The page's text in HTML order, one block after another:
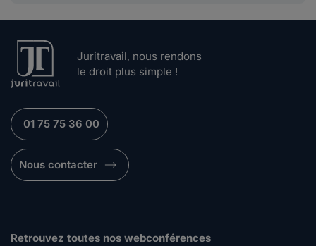
Juritravail, nous rendons
le droit plus simple !
01 75 75 36 00
Nous contacter
Retrouvez toutes nos webconférences